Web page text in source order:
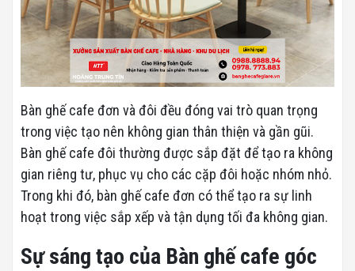
Bàn ghế cafe đơn và đôi đều đóng vai trò quan trọng
trong việc tạo nên không gian thân thiện và gần gũi.
Bàn ghế cafe đôi thường được sắp đặt để tạo ra không
gian riêng tư, phục vụ cho các cặp đôi hoặc nhóm nhỏ.
Trong khi đó, bàn ghế cafe đơn có thể tạo ra sự linh
hoạt trong việc sắp xếp và tận dụng tối đa không gian.
Sự sáng tạo của Bàn ghế cafe góc